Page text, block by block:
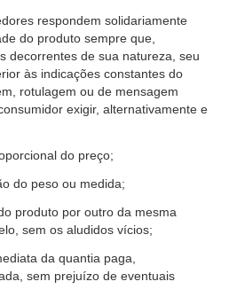
respondem solidariamente
do produto sempre que,
decorrentes de sua natureza, seu
às indicações constantes do
rotulagem ou de mensagem
exigir, alternativamente e
do preço;
do peso ou medida;
produto por outro da mesma
sem os aludidos vícios;
da quantia paga,
sem prejuízo de eventuais